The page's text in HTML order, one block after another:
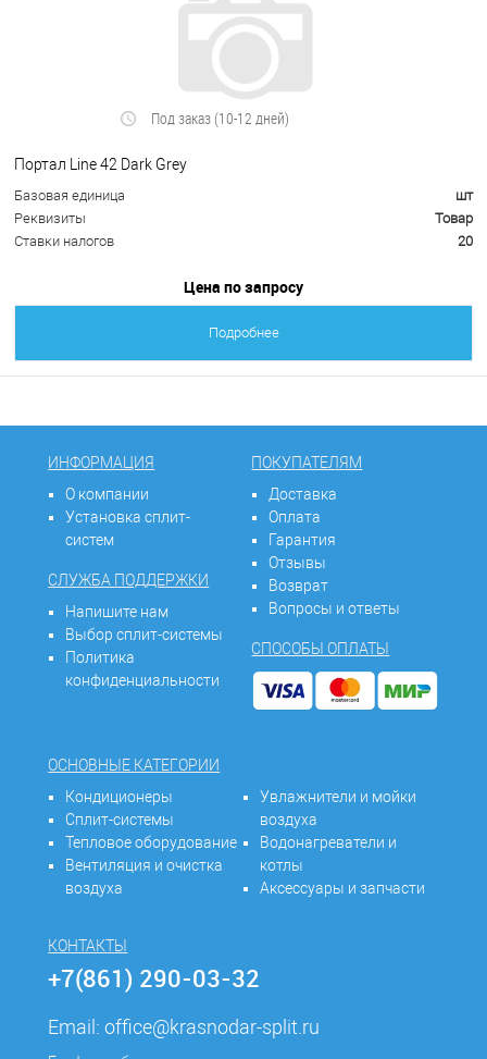
Под заказ (10-12 дней)
Портал Line 42 Dark Grey
Базовая единица
шт
Реквизиты
Товар
Ставки налогов
20
Цена по запросу
Подробнее
ИНФОРМАЦИЯ
О компании
Установка сплит-
систем
СЛУЖБА ПОДДЕРЖКИ
Напишите нам
Выбор сплит-системы
Политика
конфиденциальности
ПОКУПАТЕЛЯМ
Доставка
Оплата
Гарантия
Отзывы
Возврат
Вопросы и ответы
СПОСОБЫ ОПЛАТЫ
ОСНОВНЫЕ КАТЕГОРИИ
Кондиционеры
Сплит-системы
Тепловое оборудование
Вентиляция и очистка
воздуха
Увлажнители и мойки
воздуха
Водонагреватели и
котлы
Аксессуары и запчасти
КОНТАКТЫ
+7(861) 290-03-32
Email:office@krasnodar-split.ru